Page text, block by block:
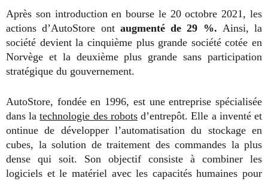
Après son introduction en bourse le 20 octobre 2021, les
actions d’AutoStore ontaugmenté de 29 %. Ainsi, la
société devient la cinquième plus grande société cotée en
Norvège et la deuxième plus grande sans participation
stratégique du gouvernement.
AutoStore, fondée en 1996, est une entreprise spécialisée
dans latechnologie des robotsd’entrepôt. Elle a inventé et
ontinue de développer l’automatisation du stockage en
cubes, la solution de traitement des commandes la plus
dense qui soit. Son objectif consiste à combiner les
logiciels et le matériel avec les capacités humaines pour